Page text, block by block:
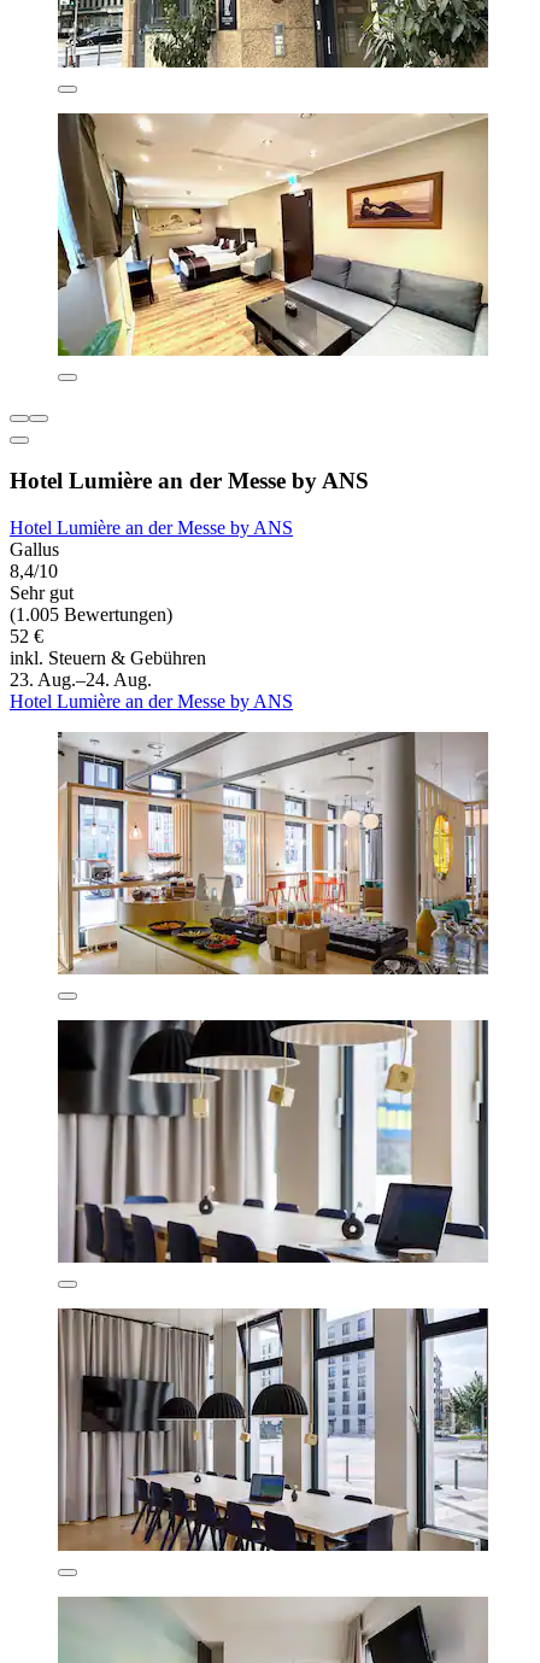
Hotel Lumière an der Messe by ANS
Hotel Lumière an der Messe by ANS
Gallus
8,4/10
Sehr gut
(1.005 Bewertungen)
52 €
inkl. Steuern & Gebühren
23. Aug.–24. Aug.
Hotel Lumière an der Messe by ANS